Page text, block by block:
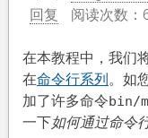
回复
阅读次数：
在本教程中，我们
在命令行系列 。如
加了许多命令bin/
一下如何通过命令